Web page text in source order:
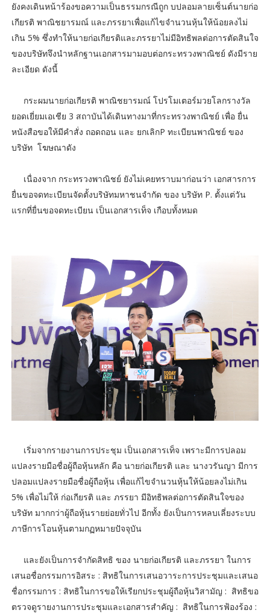
ยังคงเดินหน้าร้องขอความเป็นธรรมกรณีถูก บปลอมลายเซ็นต์นายก่อ
เกียรติ พาณิชยารมณ์ และภรรยาเพื่อแก้ไขจำนวนหุ้นให้น้อยลงไม่
เกิน 5% ซึ่งทำให้นายก่อเกียรติและภรรยาไม่มีอิทธิพลต่อการตัดสินใจ
ของบริษัทจึงนำหลักฐานเอกสารมามอบต่อกระทรวงพาณิชย์ ดังมีราย
ละเอียด ดังนี้
กระผมนายก่อเกียรติ พาณิชยารมณ์ โปรโมเตอร์มวยโลกรางวัล
ยอดเยี่ยมเอเชีย 3 สถาบันได้เดินทางมาที่กระทรวงพาณิชย์ เพื่อ ยื่น
หนังสือขอให้มีคำสั่ง ถอดถอน และ ยกเลิกP ทะเบียนพาณิชย์ ของ
บริษัท โฆษณาดัง
เนื่องจาก กระทรวงพาณิชย์ ยังไม่เคยทราบมาก่อนว่า เอกสารการ
ยื่นขอจดทะเบียนจัดตั้งบริษัทมหาชนจำกัด ของ บริษัท P. ตั้งแต่วัน
แรกที่ยื่นขอจดทะเบียน เป็นเอกสารเท็จ เกือบทั้งหมด
เริ่มจากรายงานการประชุม เป็นเอกสารเท็จ เพราะมีการปลอม
แปลงรายมือชื่อผู้ถือหุ้นหลัก คือ นายก่อเกียรติ และ นางวรันญา มีการ
ปลอมแปลงรายมือชื่อผู้ถือหุ้น เพื่อแก้ไขจำนวนหุ้นให้น้อยลงไม่เกิน
5% เพื่อไม่ให้ ก่อเกียรติ และ ภรรยา มีอิทธิพลต่อการตัดสินใจของ
บริษัท มากกว่าผู้ถือหุ้นรายย่อยทั่วไป อีกทั้ง ยังเป็นการหลบเลี่ยงระบบ
ภาษีการโอนหุ้นตามกฏหมายปัจจุบัน
และยังเป็นการจำกัดสิทธิ ของ นายก่อเกียรติ และภรรยา ในการ
เสนอชื่อกรรมการอิสระ : สิทธิในการเสนอวาระการประชุมและเสนอ
ชื่อกรรมการ : สิทธิในการขอให้เรียกประชุมผู้ถือหุ้นวิสามัญ : สิทธิขอ
ตรวจดูรายงานการประชุมและเอกสารสำคัญ : สิทธิในการฟ้องร้อง :